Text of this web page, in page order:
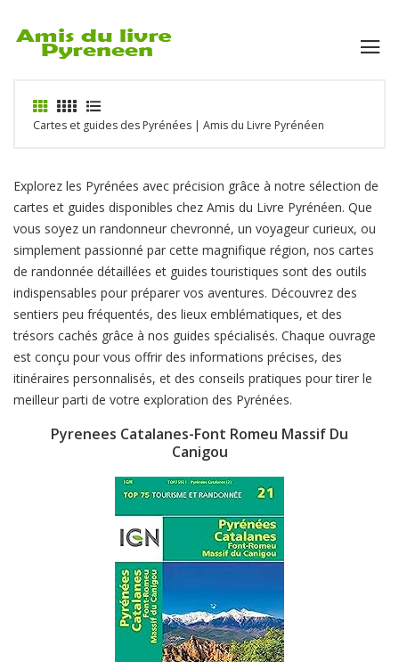
Cartes et guides des Pyrénées | Amis du Livre Pyrénéen
Explorez les Pyrénées avec précision grâce à notre sélection de
cartes et guides disponibles chez Amis du Livre Pyrénéen. Que
vous soyez un randonneur chevronné, un voyageur curieux, ou
simplement passionné par cette magnifique région, nos cartes
de randonnée détaillées et guides touristiques sont des outils
indispensables pour préparer vos aventures. Découvrez des
sentiers peu fréquentés, des lieux emblématiques, et des
trésors cachés grâce à nos guides spécialisés. Chaque ouvrage
est conçu pour vous offrir des informations précises, des
itinéraires personnalisés, et des conseils pratiques pour tirer le
meilleur parti de votre exploration des Pyrénées.
Pyrenees Catalanes-Font Romeu Massif Du
Canigou